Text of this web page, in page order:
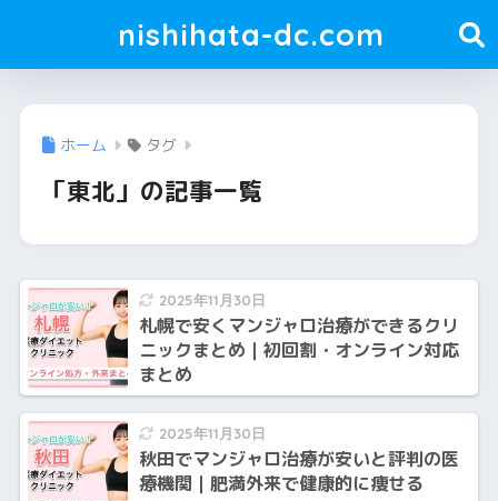
nishihata-dc.com
ホーム タグ
「東北」の記事一覧
2025年11月30日
札幌で安くマンジャロ治療ができるクリ
ニックまとめ｜初回割・オンライン対応
まとめ
2025年11月30日
秋田でマンジャロ治療が安いと評判の医
療機関｜肥満外来で健康的に痩せる